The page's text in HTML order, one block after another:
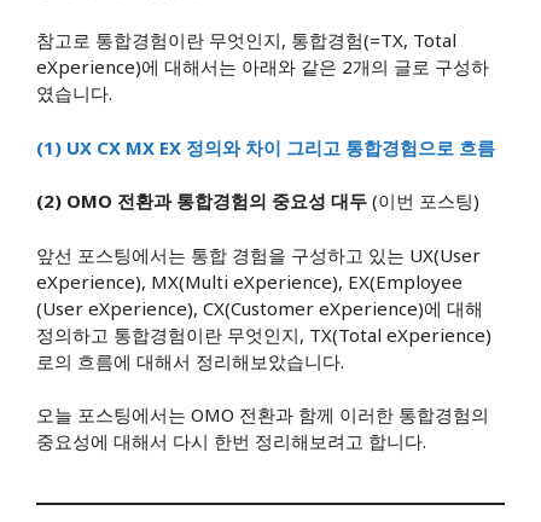
참고로 통합경험이란 무엇인지, 통합경험(=TX, Total
eXperience)에 대해서는 아래와 같은 2개의 글로 구성하
였습니다.
(1) UX CX MX EX 정의와 차이 그리고 통합경험으로 흐름
(2) OMO 전환과 통합경험의 중요성 대두 (이번 포스팅)
앞선 포스팅에서는 통합 경험을 구성하고 있는 UX(User
eXperience), MX(Multi eXperience), EX(Employee
(User eXperience), CX(Customer eXperience)에 대해
정의하고 통합경험이란 무엇인지, TX(Total eXperience)
로의 흐름에 대해서 정리해보았습니다.
오늘 포스팅에서는 OMO 전환과 함께 이러한 통합경험의
중요성에 대해서 다시 한번 정리해보려고 합니다.